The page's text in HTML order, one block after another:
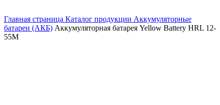
Главная страница Каталог продукции Аккумуляторные
батареи (АКБ) Аккумуляторная батарея Yellow Battery HRL 12-
55M